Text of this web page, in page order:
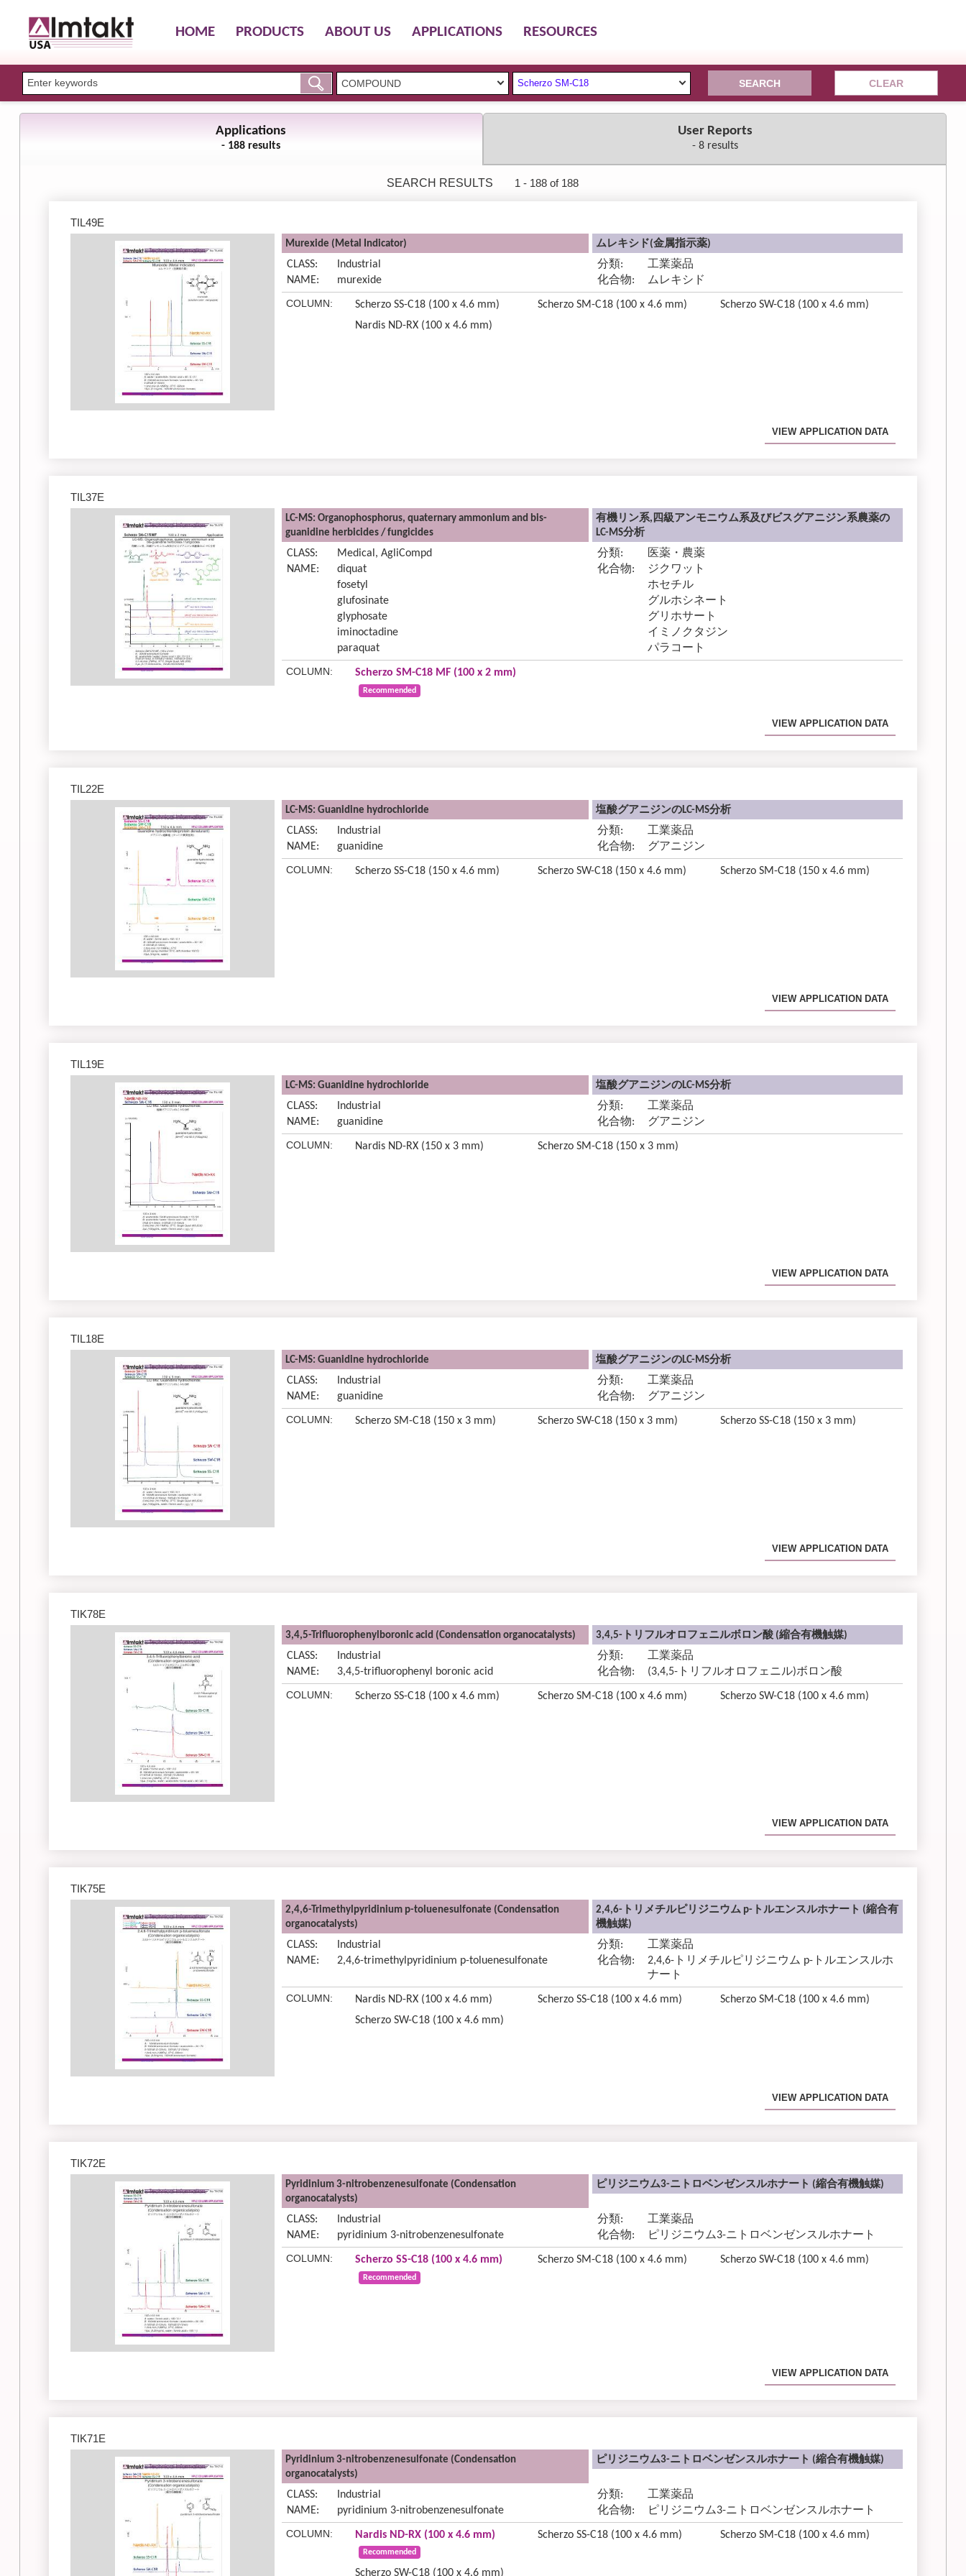
HOME PRODUCTS ABOUT US APPLICATIONS RESOURCES
COMPOUND Scherzo SM-C18 SEARCH CLEAR
Applications
- 188 results
User Reports
- 8 results
SEARCH RESULTS 1 - 188 of 188
TIL49E
Murexide (Metal Indicator) ムレキシド(金属指示薬)
CLASS:
Industrial
NAME:
murexide
分類:
工業薬品
化合物:
ムレキシド
COLUMN:
Scherzo SS-C18 (100 x 4.6 mm) Scherzo SM-C18 (100 x 4.6 mm)
Scherzo SW-C18 (100 x 4.6 mm)
Nardis ND-RX (100 x 4.6 mm)
VIEW APPLICATION DATA
TIL37E
LC-MS: Organophosphorus, quaternary ammonium and bis-
guanidine herbicides / fungicides
有機リン系,四級アンモニウム系及びビスグアニジン系農薬の
LC-MS分析
CLASS:
Medical, AgliCompd
NAME:
diquat
fosetyl
glufosinate
glyphosate
iminoctadine
paraquat
分類:
医薬・農薬
化合物:
ジクワット
ホセチル
グルホシネート
グリホサート
イミノクタジン
パラコート
COLUMN:
Scherzo SM-C18 MF (100 x 2 mm)
Recommended
VIEW APPLICATION DATA
TIL22E
LC-MS: Guanidine hydrochloride 塩酸グアニジンのLC-MS分析
CLASS:
Industrial
NAME:
guanidine
分類:
工業薬品
化合物:
グアニジン
COLUMN:
Scherzo SS-C18 (150 x 4.6 mm) Scherzo SW-C18 (150 x 4.6 mm) Scherzo SM-C18 (150 x 4.6 mm)
VIEW APPLICATION DATA
TIL19E
LC-MS: Guanidine hydrochloride 塩酸グアニジンのLC-MS分析
CLASS:
Industrial
NAME:
guanidine
分類:
工業薬品
化合物:
グアニジン
COLUMN:
Nardis ND-RX (150 x 3 mm) Scherzo SM-C18 (150 x 3 mm)
VIEW APPLICATION DATA
TIL18E
LC-MS: Guanidine hydrochloride 塩酸グアニジンのLC-MS分析
CLASS:
Industrial
NAME:
guanidine
分類:
工業薬品
化合物:
グアニジン
COLUMN:
Scherzo SM-C18 (150 x 3 mm) Scherzo SW-C18 (150 x 3 mm) Scherzo SS-C18 (150 x 3 mm)
VIEW APPLICATION DATA
TIK78E
3,4,5-Trifluorophenylboronic acid (Condensation organocatalysts) 3,4,5-トリフルオロフェニルボロン酸 (縮合有機触媒)
CLASS:
Industrial
NAME:
3,4,5-trifluorophenyl boronic acid
分類:
工業薬品
化合物:
(3,4,5-トリフルオロフェニル)ボロン酸
COLUMN:
Scherzo SS-C18 (100 x 4.6 mm) Scherzo SM-C18 (100 x 4.6 mm) Scherzo SW-C18 (100 x 4.6 mm)
VIEW APPLICATION DATA
TIK75E
2,4,6-Trimethylpyridinium p-toluenesulfonate (Condensation
organocatalysts)
2,4,6-トリメチルピリジニウム p-トルエンスルホナート (縮合有
機触媒)
CLASS:
Industrial
NAME:
2,4,6-trimethylpyridinium p-toluenesulfonate
分類:
工業薬品
化合物:
2,4,6-トリメチルピリジニウム p-トルエンスルホ
ナート
COLUMN:
Nardis ND-RX (100 x 4.6 mm) Scherzo SS-C18 (100 x 4.6 mm)
Scherzo SM-C18 (100 x 4.6 mm)
Scherzo SW-C18 (100 x 4.6 mm)
VIEW APPLICATION DATA
TIK72E
Pyridinium 3-nitrobenzenesulfonate (Condensation
organocatalysts)
ピリジニウム3-ニトロベンゼンスルホナート (縮合有機触媒)
CLASS:
Industrial
NAME:
pyridinium 3-nitrobenzenesulfonate
分類:
工業薬品
化合物:
ピリジニウム3-ニトロベンゼンスルホナート
COLUMN:
Scherzo SS-C18 (100 x 4.6 mm)
Recommended
Scherzo SM-C18 (100 x 4.6 mm) Scherzo SW-C18 (100 x 4.6 mm)
VIEW APPLICATION DATA
TIK71E
Pyridinium 3-nitrobenzenesulfonate (Condensation
organocatalysts)
ピリジニウム3-ニトロベンゼンスルホナート (縮合有機触媒)
CLASS:
Industrial
NAME:
pyridinium 3-nitrobenzenesulfonate
分類:
工業薬品
化合物:
ピリジニウム3-ニトロベンゼンスルホナート
COLUMN:
Nardis ND-RX (100 x 4.6 mm)
Recommended
Scherzo SS-C18 (100 x 4.6 mm) Scherzo SM-C18 (100 x 4.6 mm)
Scherzo SW-C18 (100 x 4.6 mm)